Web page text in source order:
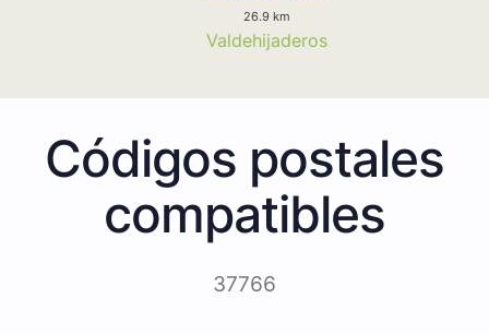
26.9 km
Valdehijaderos
Códigos postales
compatibles
37766